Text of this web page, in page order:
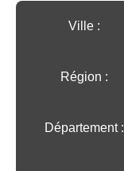
Ville :️
Région :️
Département :